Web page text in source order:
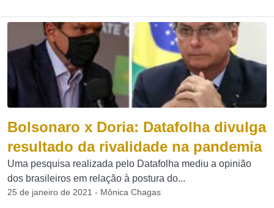
Bolsonaro x Doria: Datafolha divulga
resultado da rivalidade na pandemia
Uma pesquisa realizada pelo Datafolha mediu a opinião
dos brasileiros em relação à postura do...
25 de janeiro de 2021 - Mônica Chagas